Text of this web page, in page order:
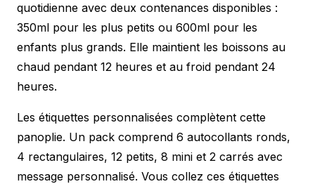
quotidienne avec deux contenances disponibles :
350ml pour les plus petits ou 600ml pour les
enfants plus grands. Elle maintient les boissons au
chaud pendant 12 heures et au froid pendant 24
heures.
Les étiquettes personnalisées complètent cette
panoplie. Un pack comprend 6 autocollants ronds,
4 rectangulaires, 12 petits, 8 mini et 2 carrés avec
message personnalisé. Vous collez ces étiquettes